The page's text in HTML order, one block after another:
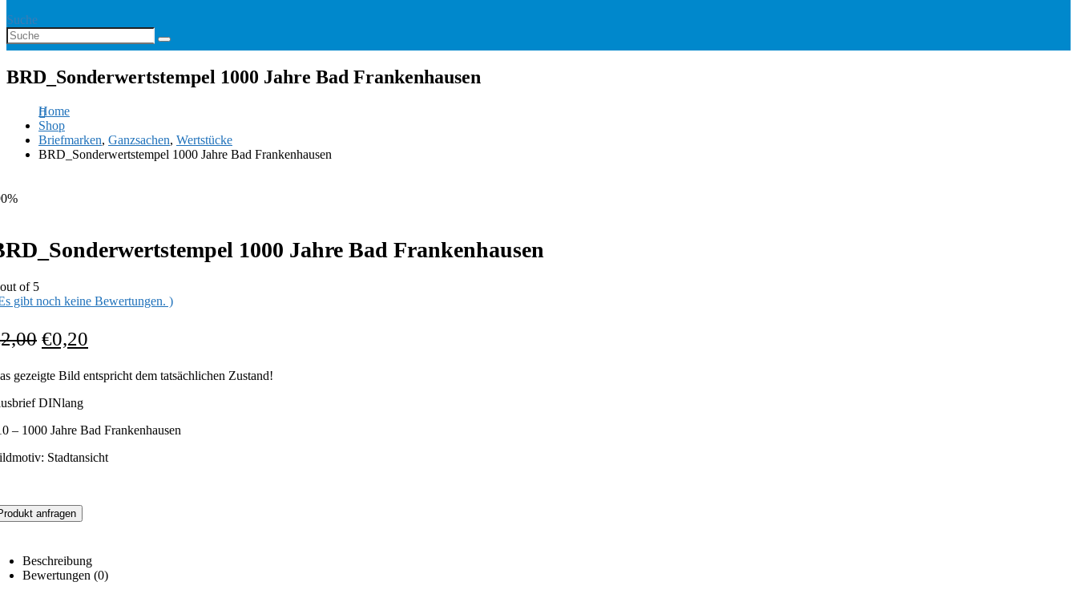
Suche
BRD_Sonderwertstempel 1000 Jahre Bad Frankenhausen
Home
Shop
Briefmarken, Ganzsachen, Wertstücke
BRD_Sonderwertstempel 1000 Jahre Bad Frankenhausen
1000 Jahre Bad Frankenhausen
of 5
gibt noch keine Bewertungen. )
2,00 €0,20
gezeigte Bild entspricht dem tatsächlichen Zustand!
DINlang
– 1000 Jahre Bad Frankenhausen
Stadtansicht
anfragen
Beschreibung
Bewertungen (0)